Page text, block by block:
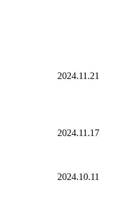
2024.11.21
2024.11.17
2024.10.11